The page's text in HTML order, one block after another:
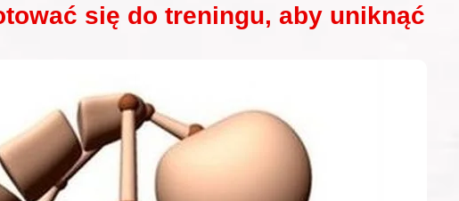
się do treningu, aby uniknąć